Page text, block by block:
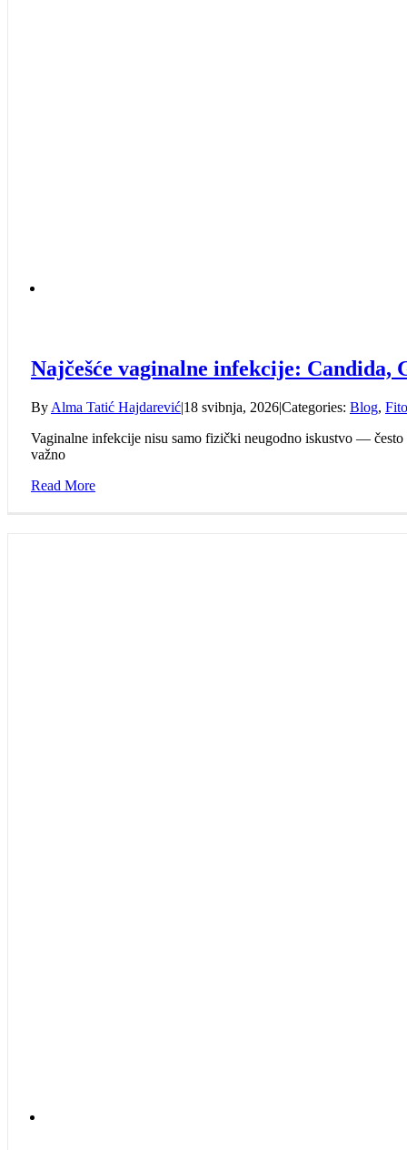
Najčešće vaginalne infekcije:
By Alma Tatić Hajdarević|18 svibnja, 2026|Categories: Blog,
Vaginalne infekcije nisu samo fizički neugodno iskustvo —
važno
Read More